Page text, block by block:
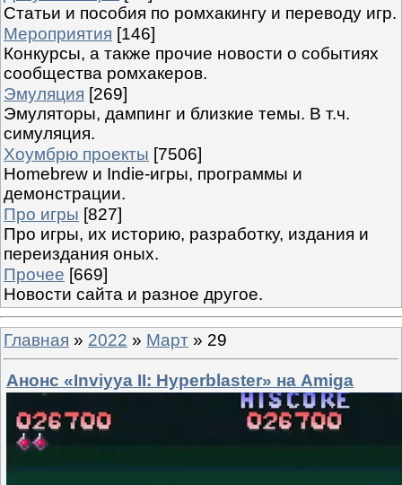
Статьи и пособия по ромхакингу и переводу игр.
Мероприятия [146]
Конкурсы, а также прочие новости о событиях
сообщества ромхакеров.
Эмуляция [269]
Эмуляторы, дампинг и близкие темы. В т.ч.
симуляция.
Хоумбрю проекты [7506]
Homebrew и Indie-игры, программы и
демонстрации.
Про игры [827]
Про игры, их историю, разработку, издания и
переиздания оных.
Прочее [669]
Новости сайта и разное другое.
Главная » 2022 » Март » 29
Анонс «Inviyya II: Hyperblaster» на Amiga